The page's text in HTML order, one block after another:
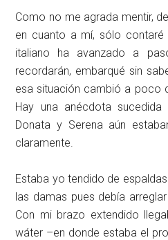
Como no me agrada mentir,
en cuanto a mí, sólo
italiano ha avanzado a
recordarán, embarqué sin
esa situación cambió a poco
Hay una anécdota
Donata y Serena aún
claramente.
Estaba yo tendido de
las damas pues debía
Con mi brazo extendido
wáter –en donde estaba el